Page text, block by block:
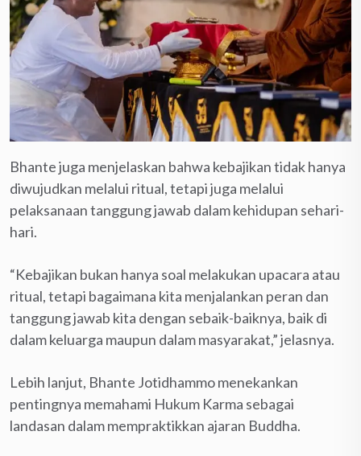
Bhante juga menjelaskan bahwa kebajikan tidak hanya
diwujudkan melalui ritual, tetapi juga melalui
pelaksanaan tanggung jawab dalam kehidupan sehari-
hari.
“Kebajikan bukan hanya soal melakukan upacara atau
ritual, tetapi bagaimana kita menjalankan peran dan
tanggung jawab kita dengan sebaik-baiknya, baik di
dalam keluarga maupun dalam masyarakat,” jelasnya.
Lebih lanjut, Bhante Jotidhammo menekankan
pentingnya memahami Hukum Karma sebagai
landasan dalam mempraktikkan ajaran Buddha.